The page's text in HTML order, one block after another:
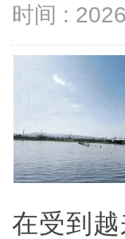
时间 :
在受到